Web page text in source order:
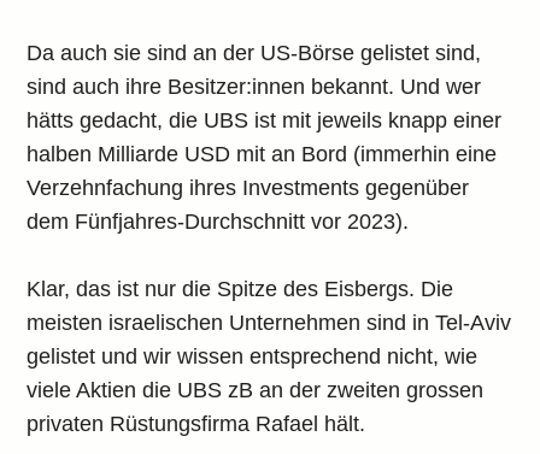
Da auch sie sind an der US-Börse gelistet sind,
sind auch ihre Besitzer:innen bekannt. Und wer
hätts gedacht, die UBS ist mit jeweils knapp einer
halben Milliarde USD mit an Bord (immerhin eine
Verzehnfachung ihres Investments gegenüber
dem Fünfjahres-Durchschnitt vor 2023).
Klar, das ist nur die Spitze des Eisbergs. Die
meisten israelischen Unternehmen sind in Tel-Aviv
gelistet und wir wissen entsprechend nicht, wie
viele Aktien die UBS zB an der zweiten grossen
privaten Rüstungsfirma Rafael hält.